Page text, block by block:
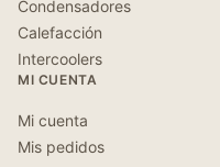
Condensadores
Calefacción
Intercoolers
MI CUENTA
Mi cuenta
Mis pedidos